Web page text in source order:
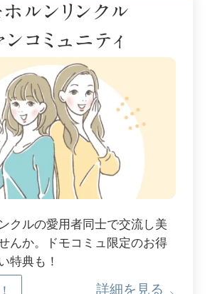
ホルンリンクル
ンコミュニティ
クルの愛用者同士で交流し美
んか。ドモコミュ限定のお得
特典も！
詳細を見る